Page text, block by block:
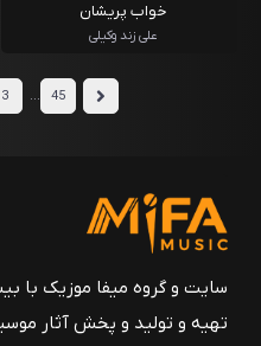
خواب پریشان
علی زند وکیلی
3 ... 45
تهیه و تولید و پخش آثار